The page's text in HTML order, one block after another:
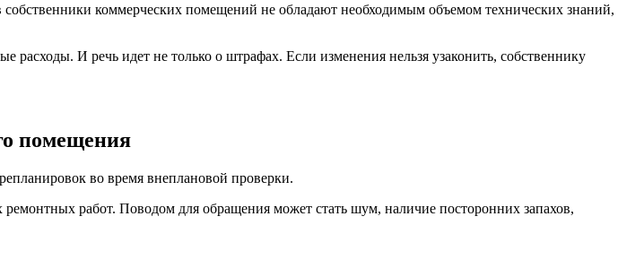
коммерческих помещений не обладают необходимым объемом технических знаний,
расходы. И речь идет не только о штрафах. Если изменения нельзя узаконить, собственнику
помещения
во время внеплановой проверки.
работ. Поводом для обращения может стать шум, наличие посторонних запахов,